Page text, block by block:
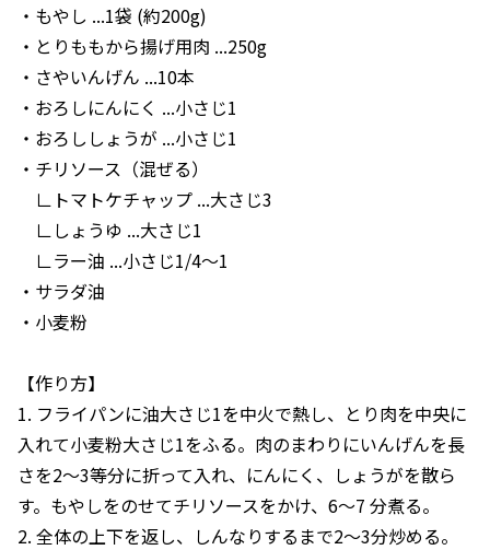
・もやし ...1袋 (約200g)
・とりももから揚げ用肉 ...250g
・さやいんげん ...10本
・おろしにんにく ...小さじ1
・おろししょうが ...小さじ1
・チリソース（混ぜる）
∟トマトケチャップ ...大さじ3
∟しょうゆ ...大さじ1
∟ラー油 ...小さじ1/4～1
・サラダ油
・小麦粉
【作り方】
1. フライパンに油大さじ1を中火で熱し、とり肉を中央に
入れて小麦粉大さじ1をふる。肉のまわりにいんげんを長
さを2～3等分に折って入れ、にんにく、しょうがを散ら
す。もやしをのせてチリソースをかけ、6～7 分煮る。
2. 全体の上下を返し、しんなりするまで2～3分炒める。